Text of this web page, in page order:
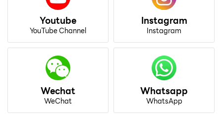
Youtube
YouTube Channel
Instagram
Instagram
Wechat
WeChat
Whatsapp
WhatsApp